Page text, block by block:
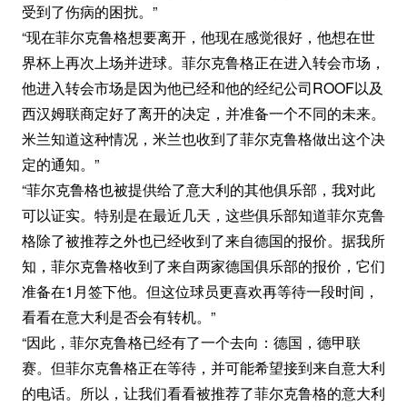
受到了伤病的困扰。”
“现在菲尔克鲁格想要离开，他现在感觉很好，他想在世
界杯上再次上场并进球。菲尔克鲁格正在进入转会市场，
他进入转会市场是因为他已经和他的经纪公司ROOF以及
西汉姆联商定好了离开的决定，并准备一个不同的未来。
米兰知道这种情况，米兰也收到了菲尔克鲁格做出这个决
定的通知。”
“菲尔克鲁格也被提供给了意大利的其他俱乐部，我对此
可以证实。特别是在最近几天，这些俱乐部知道菲尔克鲁
格除了被推荐之外也已经收到了来自德国的报价。据我所
知，菲尔克鲁格收到了来自两家德国俱乐部的报价，它们
准备在1月签下他。但这位球员更喜欢再等待一段时间，
看看在意大利是否会有转机。”
“因此，菲尔克鲁格已经有了一个去向：德国，德甲联
赛。但菲尔克鲁格正在等待，并可能希望接到来自意大利
的电话。所以，让我们看看被推荐了菲尔克鲁格的意大利